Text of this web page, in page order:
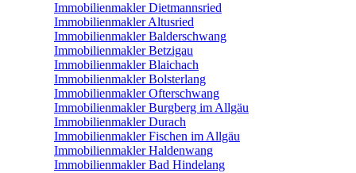
Immobilienmakler Dietmannsried
Immobilienmakler Altusried
Immobilienmakler Balderschwang
Immobilienmakler Betzigau
Immobilienmakler Blaichach
Immobilienmakler Bolsterlang
Immobilienmakler Ofterschwang
Immobilienmakler Burgberg im Allgäu
Immobilienmakler Durach
Immobilienmakler Fischen im Allgäu
Immobilienmakler Haldenwang
Immobilienmakler Bad Hindelang